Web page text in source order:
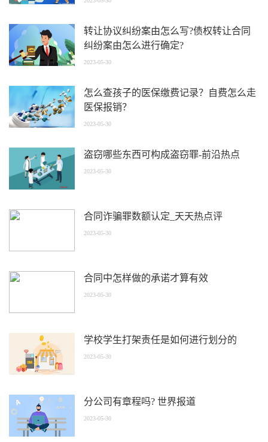
转让协议纠纷案由怎么写?债权转让合同
纠纷案由怎么进行确定?
2023-05-30
怎么查孩子的医保缴费记录？自费怎么走
医保报销？
2023-05-30
盗窃哪些东西可构成盗窃罪-前沿热点
2023-05-30
合同诈骗罪数额认定_天天热点评
2023-05-30
合同中怎样做的承诺才算有效
2023-05-30
学校学生打架责任是如何进行划分的
2023-05-30
分公司有章程吗? 世界报道
2023-05-30